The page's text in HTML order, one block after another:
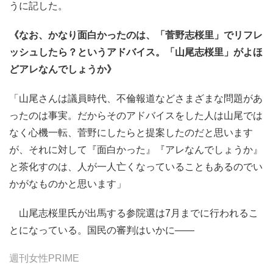
うに記した。
《なお、かなり面白かったのは、「菅野志桜里」でリフレ
ッシュしたら？というアドバイス。「山尾志桜里」がよほ
どアレなんでしょうか》
「山尾さんは議員時代、不倫報道などさまざまな問題があ
ったのは事実。だからそのアドバイスをした人は山尾では
なく心機一転、菅野にしたらと提案したのだと思います
が、それに対して『面白かった』『アレなんでしょうか』
と茶化すのは、人が一人亡くなっていることもあるのでい
かがなものかと思います」
山尾志桜里氏が出馬する参院選は7月までに行われるこ
とになっている。国民の審判はいかに――
週刊女性PRIME